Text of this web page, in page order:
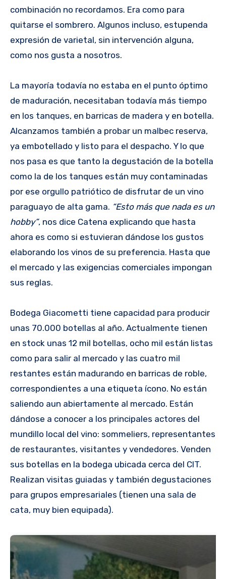
combinación no recordamos. Era como para
quitarse el sombrero. Algunos incluso, estupenda
expresión de varietal, sin intervención alguna,
como nos gusta a nosotros.
La mayoría todavía no estaba en el punto óptimo
de maduración, necesitaban todavía más tiempo
en los tanques, en barricas de madera y en botella.
Alcanzamos también a probar un malbec reserva,
ya embotellado y listo para el despacho. Y lo que
nos pasa es que tanto la degustación de la botella
como la de los tanques están muy contaminadas
por ese orgullo patriótico de disfrutar de un vino
paraguayo de alta gama. “Esto más que nada es un
hobby”, nos dice Catena explicando que hasta
ahora es como si estuvieran dándose los gustos
elaborando los vinos de su preferencia. Hasta que
el mercado y las exigencias comerciales impongan
sus reglas.
Bodega Giacometti tiene capacidad para producir
unas 70.000 botellas al año. Actualmente tienen
en stock unas 12 mil botellas, ocho mil están listas
como para salir al mercado y las cuatro mil
restantes están madurando en barricas de roble,
correspondientes a una etiqueta ícono. No están
saliendo aun abiertamente al mercado. Están
dándose a conocer a los principales actores del
mundillo local del vino: sommeliers, representantes
de restaurantes, visitantes y vendedores. Venden
sus botellas en la bodega ubicada cerca del CIT.
Realizan visitas guiadas y también degustaciones
para grupos empresariales (tienen una sala de
cata, muy bien equipada).